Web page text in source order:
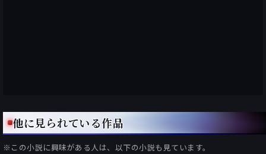
他に見られている作品
※この小説に興味がある人は、以下の小説も見ています。